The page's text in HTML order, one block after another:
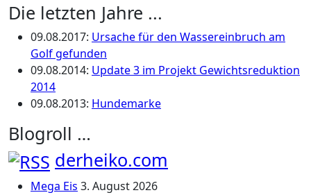
Die letzten Jahre ...
09.08.2017: Ursache für den Wassereinbruch am
Golf gefunden
09.08.2014: Update 3 im Projekt Gewichtsreduktion
2014
09.08.2013: Hundemarke
Blogroll …
derheiko.com
Mega Eis 3. August 2026